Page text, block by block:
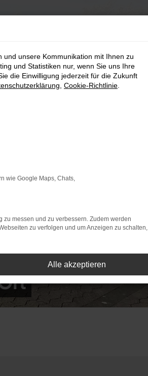
unsere Kommunikation mit Ihnen zu
und Statistiken nur, wenn Sie uns Ihre
die Einwilligung jederzeit für die Zukunft
Cookie-Richtlinie
wie Google Maps, Chats,
messen und zu verbessern. Zudem werden
zu verfolgen und um Anzeigen zu schalten,
Alle akzeptieren